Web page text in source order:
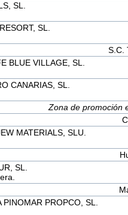
SL.
SL.
S.C.
BLUE VILLAGE, SL.
CANARIAS, SL.
Zona de promoción
MATERIALS, SLU.
SL.
PROPCO, SL.